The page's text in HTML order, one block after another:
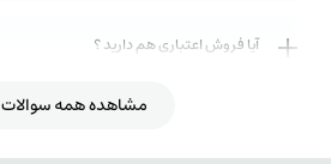
آیا فروش اعتباری هم دارید ؟
روش های ارسال کالا به چه صورت میباشد ؟
مشاهده همه سوالات